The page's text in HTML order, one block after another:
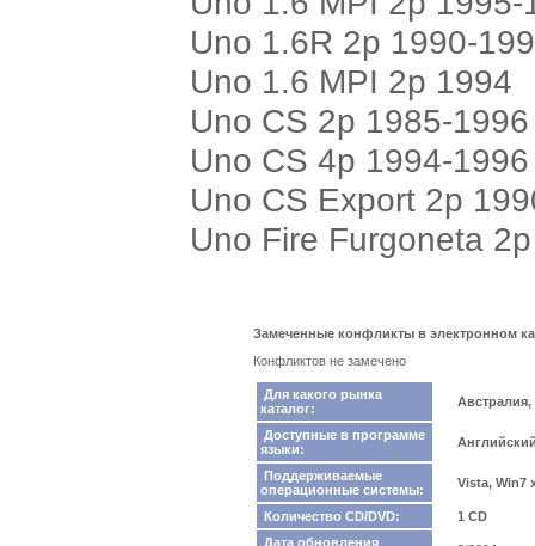
Uno 1.6R 2p 1990-
Uno 1.6 MPI 2p 1994
Uno CS 2p 1985-1996
Uno CS 4p 1994-1996
Uno CS Export 2p
Uno Fire Furgoneta
Замеченные конфликты в электронном
Конфликтов не замечено
Для какого рынка
каталог:
Доступные в программе
языки:
Поддерживаемые
операционные системы:
Vista, Win7
Количество CD/DVD:
1 CD
Дата обновления